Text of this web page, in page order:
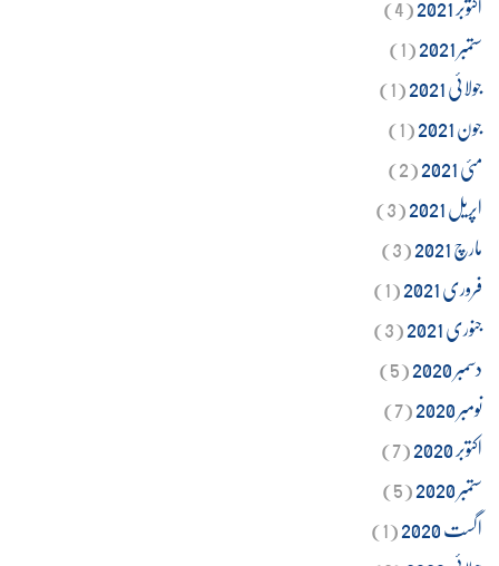
ستمبر 2021
(1)
جولائی 2021
(1)
جون 2021
(1)
مئی 2021
(2)
اپریل 2021
(3)
مارچ 2021
(3)
فروری 2021
(1)
جنوری 2021
(3)
دسمبر 2020
(5)
نومبر 2020
(7)
اکتوبر 2020
(7)
ستمبر 2020
(5)
اگست 2020
(1)